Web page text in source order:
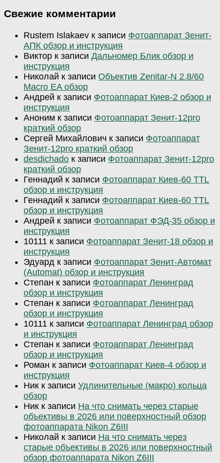
Свежие комментарии
Rustem Islakaev к записи Фотоаппарат Зенит-
АПК обзор и инструкция
Виктор к записи Дальномер Блик обзор и
инструкция
Николай к записи Объектив Zenitar-N 2.8/60
Macro EA обзор
Андрей к записи Фотоаппарат Киев-2 обзор и
инструкция
Аноним к записи Фотоаппарат Зенит-12pro
краткий обзор
Сергей Михайлович к записи Фотоаппарат
Зенит-12pro краткий обзор
desdichado к записи Фотоаппарат Зенит-12pro
краткий обзор
Геннадий к записи Фотоаппарат Киев-60 TTL
обзор и инструкция
Геннадий к записи Фотоаппарат Киев-60 TTL
обзор и инструкция
Андрей к записи Фотоаппарат ФЭД-35 обзор и
инструкция
10111 к записи Фотоаппарат Зенит-18 обзор и
инструкция
Эдуард к записи Фотоаппарат Зенит-Автомат
(Automat) обзор и инструкция
Степан к записи Фотоаппарат Ленинград
обзор и инструкция
Степан к записи Фотоаппарат Ленинград
обзор и инструкция
10111 к записи Фотоаппарат Ленинград обзор
и инструкция
Степан к записи Фотоаппарат Ленинград
обзор и инструкция
Роман к записи Фотоаппарат Киев-4 обзор и
инструкция
Ник к записи Удлинительные (макро) кольца
обзор
Ник к записи На что снимать через старые
объективы в 2026 или поверхностный обзор
фотоаппарата Nikon Z6III
Николай к записи На что снимать через
старые объективы в 2026 или поверхностный
обзор фотоаппарата Nikon Z6III